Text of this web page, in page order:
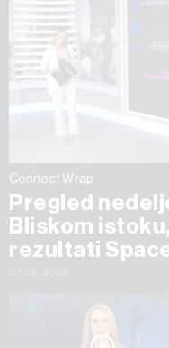
Connect Wrap
Pregled
Bliskom
rezultati